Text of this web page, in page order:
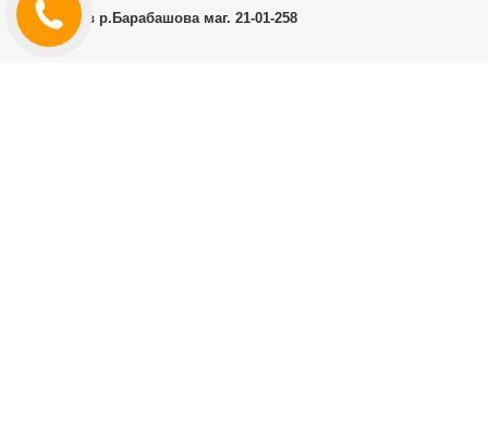
м.Харків р.Барабашова маг. 21-01-258